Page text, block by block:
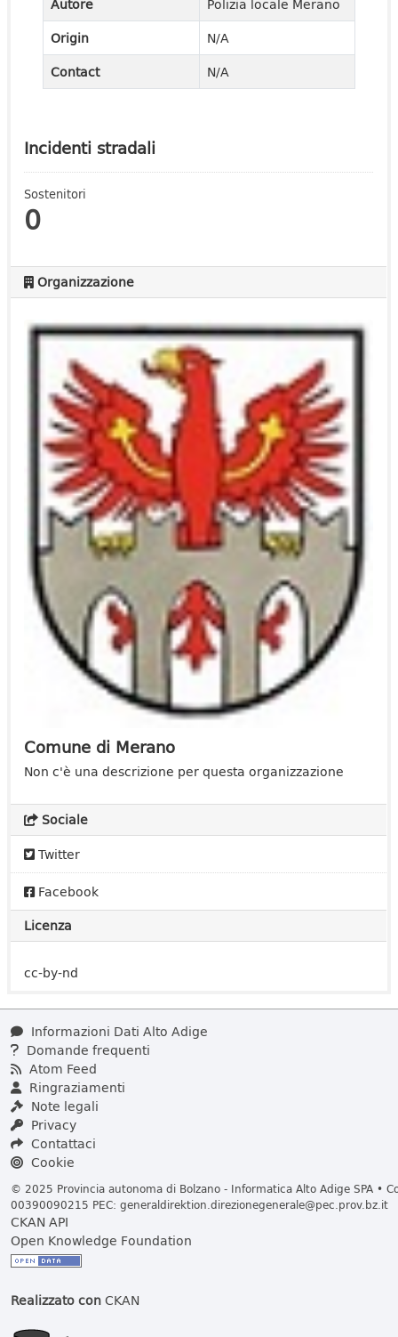
Incidenti stradali
Sostenitori
0
Organizzazione
Comune di Merano
Non c'è una descrizione per questa organizzazione
Sociale
Twitter
Facebook
Licenza
cc-by-nd
Autore
Polizia locale Merano
Origin
N/A
Contact
N/A
Informazioni Dati Alto Adige
Domande frequenti
Atom Feed
Ringraziamenti
Note legali
Privacy
Contattaci
Cookie
© 2025 Provincia autonoma di Bolzano - Informatica Alto Adige SPA •
00390090215 PEC: generaldirektion.direzionegenerale@pec.prov.bz.it
CKAN API
Open Knowledge Foundation
Realizzato conCKAN